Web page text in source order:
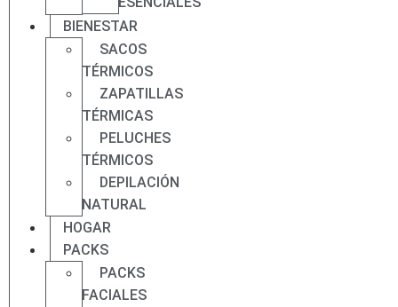
BIENESTAR
SACOS
TÉRMICOS
ZAPATILLAS
TÉRMICAS
PELUCHES
TÉRMICOS
DEPILACIÓN
NATURAL
HOGAR
PACKS
PACKS
FACIALES